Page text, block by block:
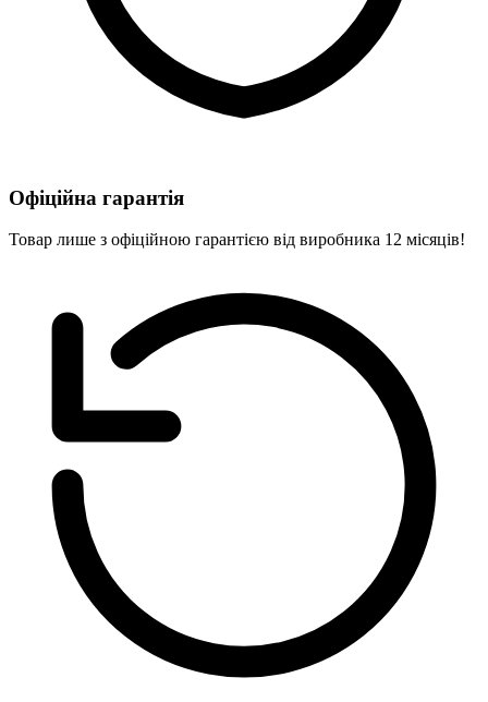
Офіційна гарантія
Товар лише з офіційною гарантією від виробника 12 місяців!